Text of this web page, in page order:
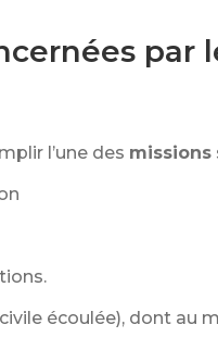
par
l’une des missions
écoulée), dont au